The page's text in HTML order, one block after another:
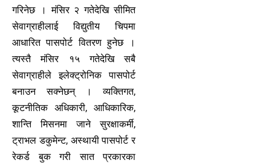
गरिनेछ । मंसिर २ गतेदेखि सीमित
सेवाग्राहीलाई विद्युतीय चिपमा
आधारित पासपोर्ट वितरण हुनेछ ।
त्यस्तै मंसिर १५ गतेदेखि सबै
सेवाग्राहीले इलेक्ट्रोनिक पासपोर्ट
बनाउन सक्नेछन् । व्यक्तिगत,
कूटनीतिक अधिकारी, आधिकारिक,
शान्ति मिसनमा जाने सुरक्षाकर्मी,
ट्राभल डकुमेन्ट, अस्थायी पासपोर्ट र
रेकर्ड बुक गरी सात प्रकारका